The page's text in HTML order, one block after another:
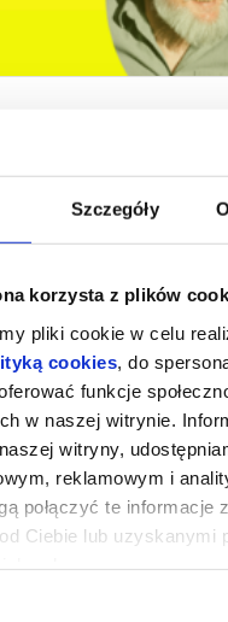
Szczegóły
korzysta z plików
pliki cookie w celu
cookies , do
funkcje
w naszej witrynie.
witryny,
reklamowym i
połączyć te informacje
Ciebie lub uzyskanymi
seniorzy w
powyżej 60. roku życia,
uzupełnionej o
wybranych
pojawiających się w
Michał Pabian –
literacki.
w Bilety24. W przypadku
automatyczny
wysyłanym na
g. 16:00 (wtorek)